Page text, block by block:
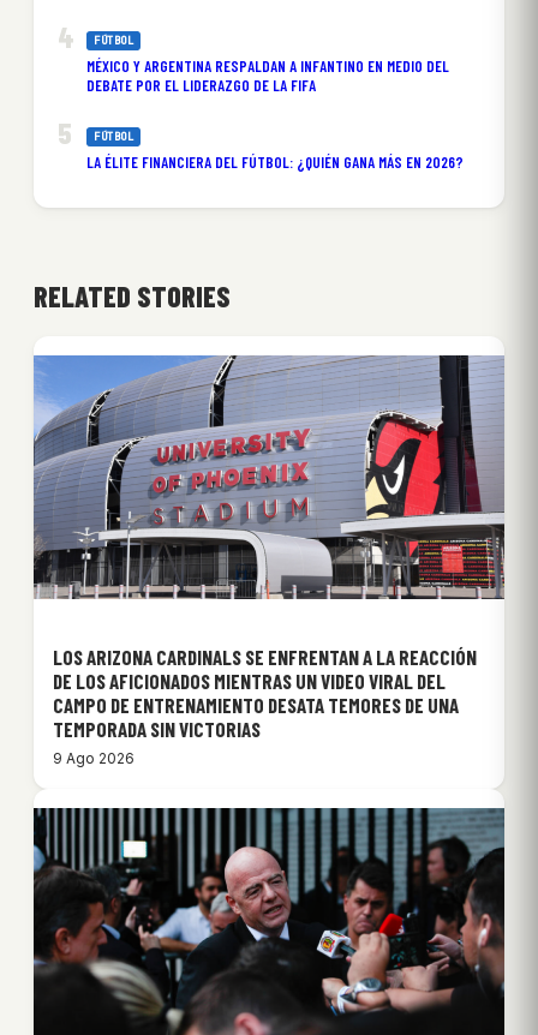
FÚTBOL
MÉXICO Y ARGENTINA RESPALDAN A INFANTINO EN MEDIO DEL
DEBATE POR EL LIDERAZGO DE LA FIFA
FÚTBOL
LA ÉLITE FINANCIERA DEL FÚTBOL: ¿QUIÉN GANA MÁS EN 2026?
RELATED STORIES
LOS ARIZONA CARDINALS SE ENFRENTAN A LA REACCIÓN
DE LOS AFICIONADOS MIENTRAS UN VIDEO VIRAL DEL
CAMPO DE ENTRENAMIENTO DESATA TEMORES DE UNA
TEMPORADA SIN VICTORIAS
9 Ago 2026